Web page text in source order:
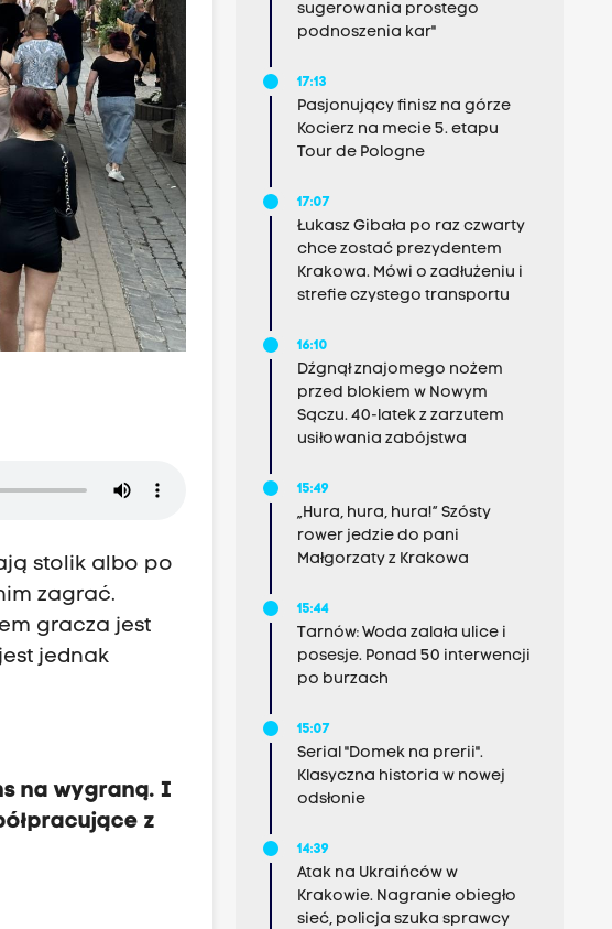
stolik albo po
zagrać.
gracza jest
jednak
na wygraną. I
z
sugerowania prostego
podnoszenia kar"
17:13
Pasjonujący finisz na górze
Kocierz na mecie 5. etapu
Tour de Pologne
17:07
Łukasz Gibała po raz czwarty
chce zostać prezydentem
Krakowa. Mówi o zadłużeniu i
strefie czystego transportu
16:10
Dźgnął znajomego nożem
przed blokiem w Nowym
Sączu. 40-latek z zarzutem
usiłowania zabójstwa
15:49
„Hura, hura, hura!” Szósty
rower jedzie do pani
Małgorzaty z Krakowa
15:44
Tarnów: Woda zalała ulice i
posesje. Ponad 50 interwencji
po burzach
15:07
Serial "Domek na prerii".
Klasyczna historia w nowej
odsłonie
14:39
Atak na Ukraińców w
Krakowie. Nagranie obiegło
sieć, policja szuka sprawcy